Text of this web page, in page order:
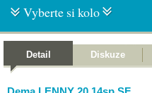
Vyberte si kolo
Detail Diskuze